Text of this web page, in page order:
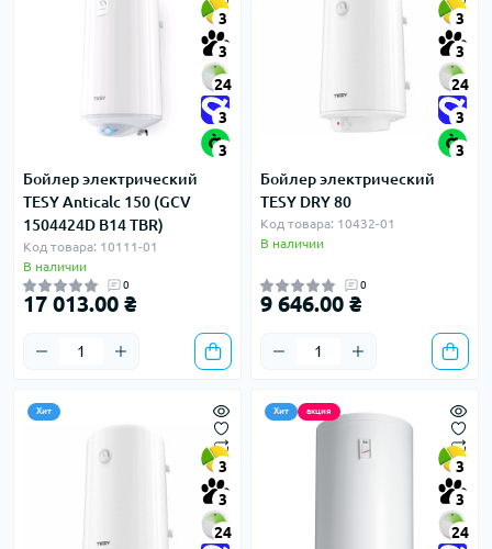
3
3
24
3
3
Бойлер электрический
TESY Anticalc 150 (GCV
1504424D B14 TBR)
Код товара: 10111-01
В наличии
0
17 013.00 ₴
3
3
24
3
3
Бойлер электрический
TESY DRY 80
Код товара: 10432-01
В наличии
0
9 646.00 ₴
Хит
3
3
24
Хит акция
3
3
24